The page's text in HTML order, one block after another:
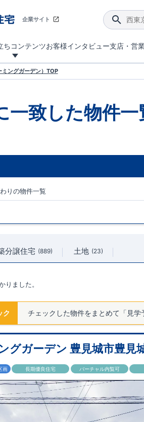
企業サイト
ちコンテンツお客様インタビュー支店・営
ングガーデン）TOP
一致した物件一
りの物件一覧
分譲住宅 889 土地 23
りました。
ク チェックした物件をまとめて「見学
グガーデン 豊見城市豊見
画 長期優良住宅 バーチャル内覧可